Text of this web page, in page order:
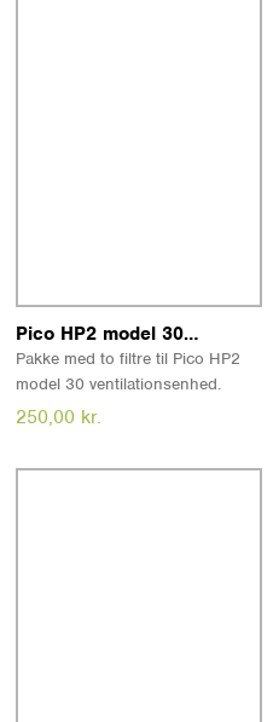
Læs merePico HP2 model 30 filtre
Pakke med to filtre til Pico HP2
model 30 ventilationsenhed.
Filtrene kan rengøres, men bør
250,00 kr.